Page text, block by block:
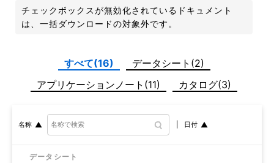
チェックボックスが無効化されているドキュメント
は、一括ダウンロードの対象外です。
すべて(16)
データシート(2)
アプリケーションノート(11)
カタログ(3)
名称 日付
データシート